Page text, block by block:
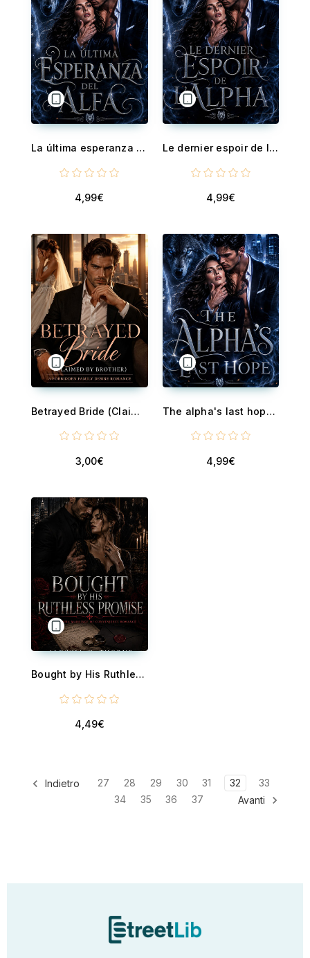
La última esperanza del alfa - Un romance de hombres lobo predestinado
4,99€
Le dernier espoir de l'alpha - Une romance de loups-garous prédestinée
4,99€
Betrayed Bride (Claimed By Brother) - A Forbidden Family Desire Romance
3,00€
The alpha's last hope - A Fated Mates Werewolf Romance
4,99€
Bought by His Ruthless Promise - A Dark Mafia Marriage of Convenience Romance
4,49€
Indietro 27 28 29 30 31 32
33
34
35 36 37 Avanti